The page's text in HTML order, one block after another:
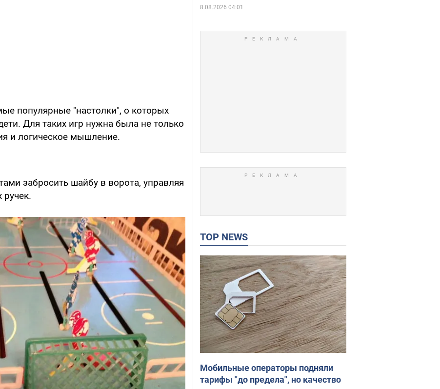
популярные "настолки", о которых
Для таких игр нужна была не только
и логическое мышление.
забросить шайбу в ворота, управляя
8.08.2026 04:01
TOP NEWS
Мобильные операторы подняли
тарифы "до предела", но качество